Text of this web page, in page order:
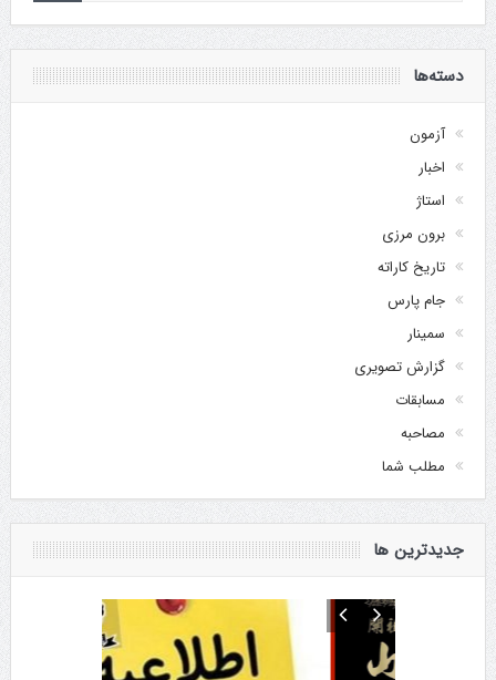
دسته‌ها
آزمون
اخبار
استاژ
برون مرزی
تاریخ کاراته
جام پارس
سمینار
گزارش تصویری
مسابقات
مصاحبه
مطلب شما
جدیدترین ها